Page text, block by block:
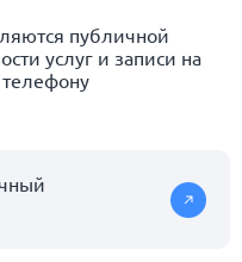
публичной
услуг и записи на